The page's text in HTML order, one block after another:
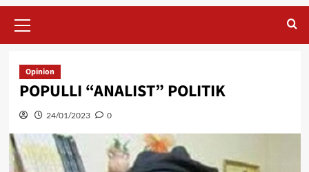
Menu
Opinion
POPULLI “ANALIST” POLITIK
24/01/2023 0